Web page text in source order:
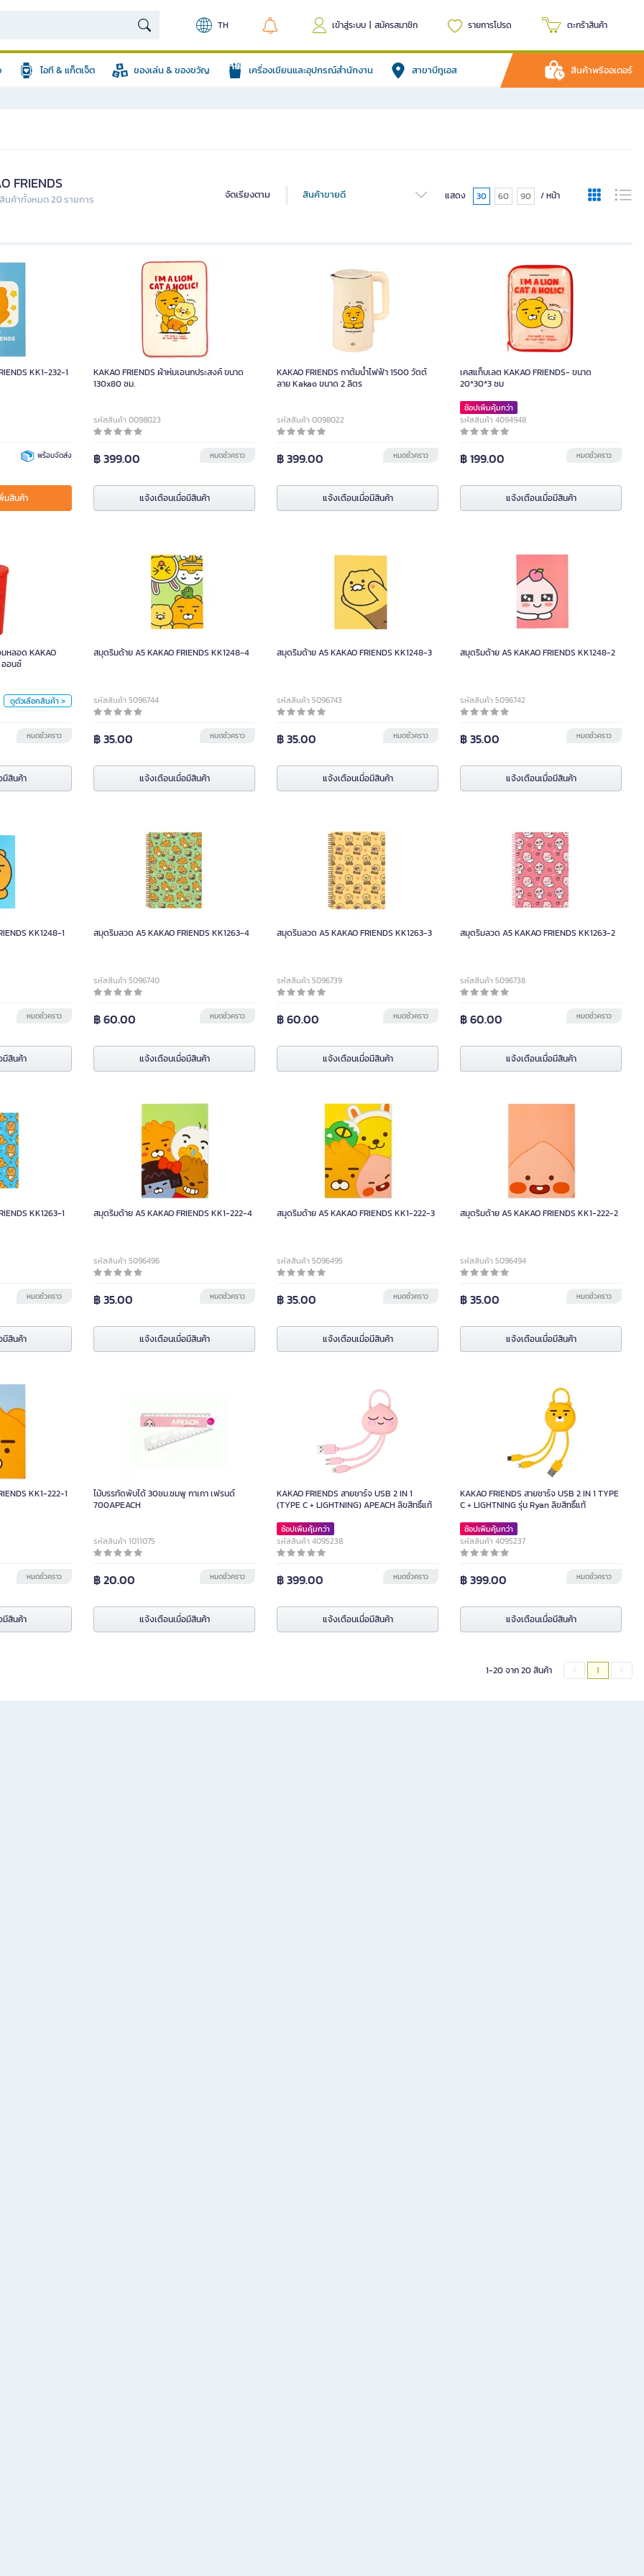
TH เข้าสู่ระบบ | สมัครสมาชิก รายการโปรด ตะกร้าสินค้า
ไอที & แก็ตเจ็ต ของเล่น & ของขวัญ เครื่องเขียนและอุปกรณ์สำนักงาน สาขาบีทูเอส สินค้าพรีออเดอร์
FRIENDS
นค้าทั้งหมด 20 รายการ จัดเรียงตาม สินค้าขายดี แสดง 30 60 90 / หน้า
KK1-232-1
พร้อมจัดส่ง
มสินค้า
KAKAO FRIENDS ผ้าห่มเอนกประสงค์ ขนาด
130x80 ซม.
รหัสสินค้า 0098023
฿ 399.00 หมดชั่วคราว
แจ้งเตือนเมื่อมีสินค้า
KAKAO FRIENDS กาต้มน้ำไฟฟ้า 1500 วัตต์
ลาย Kakao ขนาด 2 ลิตร
รหัสสินค้า 0098022
฿ 399.00 หมดชั่วคราว
แจ้งเตือนเมื่อมีสินค้า
เคสแท็บเลต KAKAO FRIENDS- ขนาด
20*30*3 ซม
ช้อปเพิ่มคุ้มกว่า
รหัสสินค้า 4094948
฿ 199.00 หมดชั่วคราว
แจ้งเตือนเมื่อมีสินค้า
หลอด KAKAO
ออนซ์
ดูตัวเลือกสินค้า >
หมดชั่วคราว
มีสินค้า
ร้อมหลอด KAKAO
แดง ขนาด 22 ออนซ์
หน่วย
ใบ
มีสินค้า
สมุดริมด้าย A5 KAKAO FRIENDS KK1248-4
รหัสสินค้า 5096744
฿ 35.00 หมดชั่วคราว
แจ้งเตือนเมื่อมีสินค้า
สมุดริมด้าย A5 KAKAO FRIENDS KK1248-3
รหัสสินค้า 5096743
฿ 35.00 หมดชั่วคราว
แจ้งเตือนเมื่อมีสินค้า
สมุดริมด้าย A5 KAKAO FRIENDS KK1248-2
รหัสสินค้า 5096742
฿ 35.00 หมดชั่วคราว
แจ้งเตือนเมื่อมีสินค้า
KK1248-1
หมดชั่วคราว
มีสินค้า
สมุดริมลวด A5 KAKAO FRIENDS KK1263-4
รหัสสินค้า 5096740
฿ 60.00 หมดชั่วคราว
แจ้งเตือนเมื่อมีสินค้า
สมุดริมลวด A5 KAKAO FRIENDS KK1263-3
รหัสสินค้า 5096739
฿ 60.00 หมดชั่วคราว
แจ้งเตือนเมื่อมีสินค้า
สมุดริมลวด A5 KAKAO FRIENDS KK1263-2
รหัสสินค้า 5096738
฿ 60.00 หมดชั่วคราว
แจ้งเตือนเมื่อมีสินค้า
KK1263-1
หมดชั่วคราว
มีสินค้า
สมุดริมด้าย A5 KAKAO FRIENDS KK1-222-4
รหัสสินค้า 5096496
฿ 35.00 หมดชั่วคราว
แจ้งเตือนเมื่อมีสินค้า
สมุดริมด้าย A5 KAKAO FRIENDS KK1-222-3
รหัสสินค้า 5096495
฿ 35.00 หมดชั่วคราว
แจ้งเตือนเมื่อมีสินค้า
สมุดริมด้าย A5 KAKAO FRIENDS KK1-222-2
รหัสสินค้า 5096494
฿ 35.00 หมดชั่วคราว
แจ้งเตือนเมื่อมีสินค้า
KK1-222-1
หมดชั่วคราว
มีสินค้า
ไม้บรรทัดพับได้ 30ซม.ชมพู กาเกา เฟรนด์
700APEACH
รหัสสินค้า 1011075
฿ 20.00 หมดชั่วคราว
แจ้งเตือนเมื่อมีสินค้า
KAKAO FRIENDS สายชาร์จ USB 2 IN 1
(TYPE C + LIGHTNING) APEACH ลิขสิทธิ์แท้
ช้อปเพิ่มคุ้มกว่า
รหัสสินค้า 4095238
฿ 399.00 หมดชั่วคราว
แจ้งเตือนเมื่อมีสินค้า
KAKAO FRIENDS สายชาร์จ USB 2 IN 1 TYPE
C + LIGHTNING รุ่น Ryan ลิขสิทธิ์แท้
ช้อปเพิ่มคุ้มกว่า
รหัสสินค้า 4095237
฿ 399.00 หมดชั่วคราว
แจ้งเตือนเมื่อมีสินค้า
1-20 จาก 20 สินค้า 1